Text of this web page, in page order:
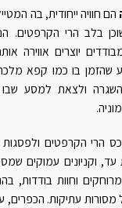
הם חוויה ייחודית, בה
בלב הרי הקרפטים.
יוצרים אווירה
בו כמו קפא
ולצאת למסע שבו
הרי הקרפטים
עד, וקניונים עמוקים
וחוות בודדות,
עתיקות. הכפרים,